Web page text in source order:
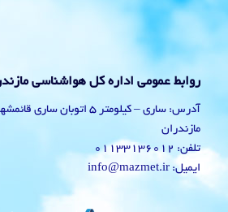
روابط عمومی اداره کل هواشناسی
آدرس: ساری – کیلومتر 5
مازندران
تلفن: 01133136012
ایمیل: info@mazmet.ir